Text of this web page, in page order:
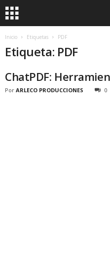
Inicio Etiquetas PDF
Etiqueta: PDF
ChatPDF:
Por ARLECO PRODUCCIONES 0